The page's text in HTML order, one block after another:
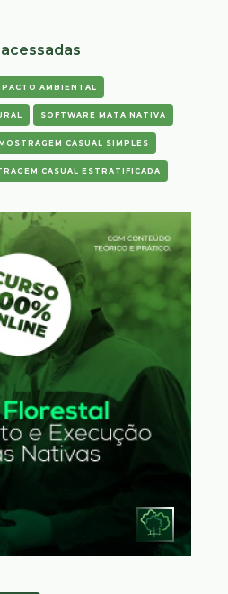
AMBIENTAL
SOFTWARE MATA NATIVA
CASUAL SIMPLES
CASUAL ESTRATIFICADA